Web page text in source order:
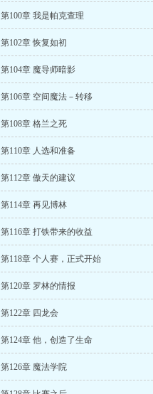
第100章 我是帕克查理
第102章 恢复如初
第104章 魔导师暗影
第106章 空间魔法－转移
第108章 格兰之死
第110章 人选和准备
第112章 傲天的建议
第114章 再见博林
第116章 打铁带来的收益
第118章 个人赛，正式开始
第120章 罗林的情报
第122章 四龙会
第124章 他，创造了生命
第126章 魔法学院